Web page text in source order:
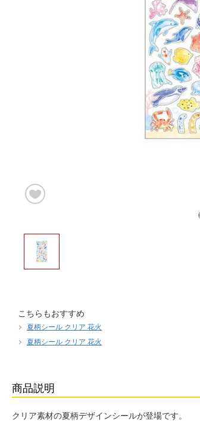
こちらもおすすめ
夏柄シール クリア 花火
夏柄シール クリア 花火
商品説明
クリア素材の夏柄デザインシールが登場です。